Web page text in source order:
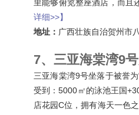
里能够俯览整座酒店，而且
详细>>】
地址： 广西壮族自治贺州市
三亚海棠湾9
三亚海棠湾9号坐落于被誉
受到：5000㎡的泳池王国
店花园C位，拥有海天一色